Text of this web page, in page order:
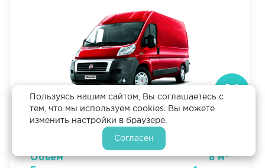
Пользуясь нашим сайтом, Вы соглашаетесь с
тем, что мы используем cookies. Вы можете
изменить настройки в браузере.
Согласен
Длина
Объем
8 м